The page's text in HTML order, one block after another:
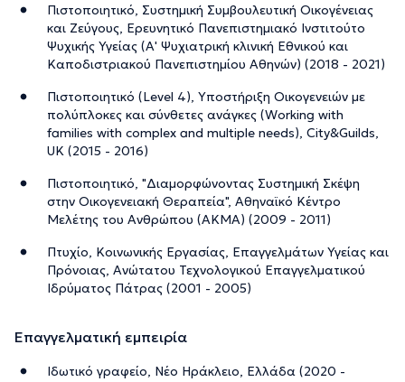
Πιστοποιητικό, Συστημική Συμβουλευτική Οικογένειας
και Ζεύγους, Ερευνητικό Πανεπιστημιακό Ινστιτούτο
Ψυχικής Υγείας (Α' Ψυχιατρική κλινική Εθνικού και
Καποδιστριακού Πανεπιστημίου Αθηνών) (2018 - 2021)
Πιστοποιητικό (Level 4), Υποστήριξη Οικογενειών με
πολύπλοκες και σύνθετες ανάγκες (Working with
families with complex and multiple needs), City&Guilds,
UK (2015 - 2016)
Πιστοποιητικό, "Διαμορφώνοντας Συστημική Σκέψη
στην Οικογενειακή Θεραπεία", Αθηναϊκό Κέντρο
Μελέτης του Ανθρώπου (ΑΚΜΑ) (2009 - 2011)
Πτυχίο, Κοινωνικής Εργασίας, Επαγγελμάτων Υγείας και
Πρόνοιας, Ανώτατου Τεχνολογικού Επαγγελματικού
Ιδρύματος Πάτρας (2001 - 2005)
Επαγγελματική εμπειρία
Ιδωτικό γραφείο, Νέο Ηράκλειο, Ελλάδα (2020 -